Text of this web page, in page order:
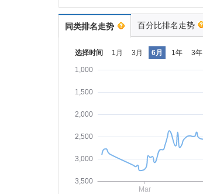
同类排名走势 百分比排名走势
选择时间 1月 3月 6月 1年 3年
1,000
1,500
2,000
2,500
3,000
3,500
Mar